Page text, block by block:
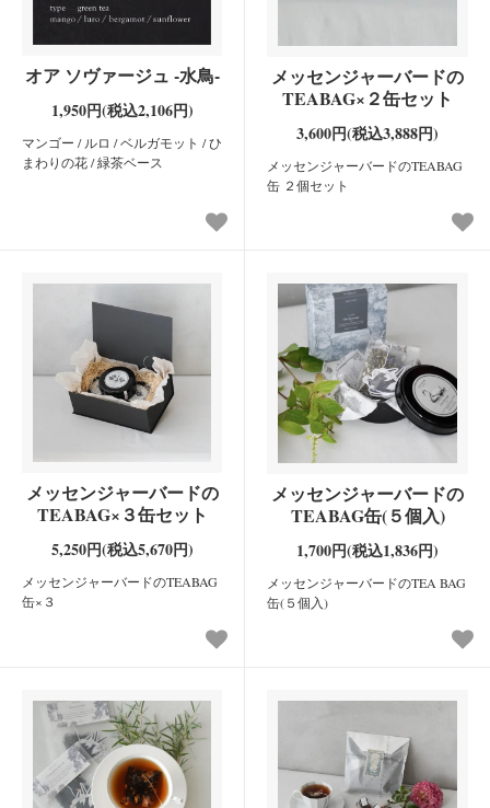
オア ソヴァージュ -水鳥-
1,950円(税込2,106円)
マンゴー / ルロ / ベルガモット / ひ
まわりの花 / 緑茶ベース
メッセンジャーバードの
TEABAG×２缶セット
3,600円(税込3,888円)
メッセンジャーバードのTEABAG
缶 ２個セット
メッセンジャーバードの
TEABAG×３缶セット
5,250円(税込5,670円)
メッセンジャーバードのTEABAG
缶×３
メッセンジャーバードの
TEABAG缶(５個入)
1,700円(税込1,836円)
メッセンジャーバードのTEA BAG
缶(５個入)